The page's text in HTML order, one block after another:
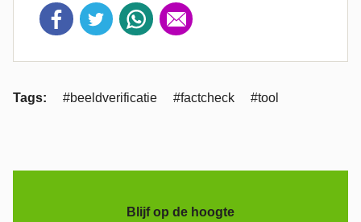
Tags: #beeldverificatie #factcheck #tool
Blijf op de hoogte